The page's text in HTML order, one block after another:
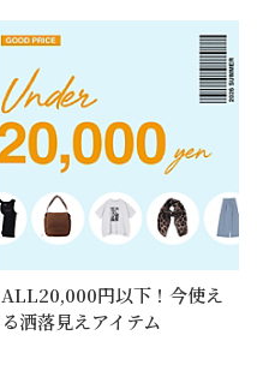
ALL20,000円以下！今使え
る洒落見えアイテム